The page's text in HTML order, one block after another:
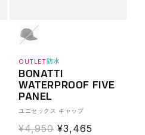
OUTLET防水
BONATTI
WATERPROOF FIVE
PANEL
ユニセックス キャップ
通
¥4,950 Translation
¥3,465